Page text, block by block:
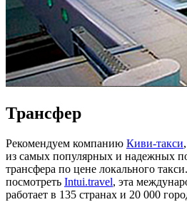
Трансфер
Рекомендуем компанию Киви-такси
из самых популярных и надежных
трансфера по цене локального
посмотреть Intui.travel, эта
работает в 135 странах и 20 000